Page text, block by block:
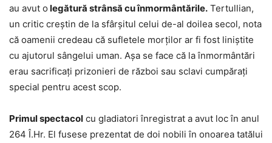
au avut o legătură strânsă cu înmormântările. Tertullian,
un critic creștin de la sfârșitul celui de-al doilea secol, nota
că oamenii credeau că sufletele morților ar fi fost liniștite
cu ajutorul sângelui uman. Așa se face că la înmormântări
erau sacrificați prizonieri de război sau sclavi cumpărați
special pentru acest scop.
Primul spectacol cu gladiatori înregistrat a avut loc în anul
264 Î.Hr. El fusese prezentat de doi nobili în onoarea tatălui